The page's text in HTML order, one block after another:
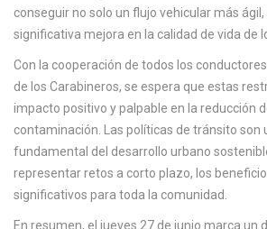
conseguir no solo un flujo vehicular más
significativa mejora en la calidad de vida de
Con la cooperación de todos los
de los Carabineros, se espera que estas
impacto positivo y palpable en la reducción
contaminación. Las políticas de tránsito son
fundamental del desarrollo urbano
representar retos a corto plazo, los
significativos para toda la comunidad.
En resumen, el jueves 27 de junio marca un